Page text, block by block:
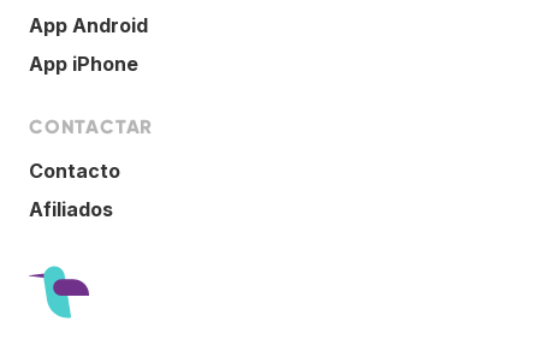
App Android
App iPhone
CONTACTAR
Contacto
Afiliados